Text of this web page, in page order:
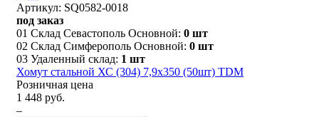
Артикул: SQ0582-0018
под заказ
01 Склад Севастополь Основной: 0 шт
02 Склад Симферополь Основной: 0 шт
03 Удаленный склад: 1 шт
Хомут стальной ХС (304) 7,9х350 (50шт) TDM
Розничная цена
1 448 руб.
–